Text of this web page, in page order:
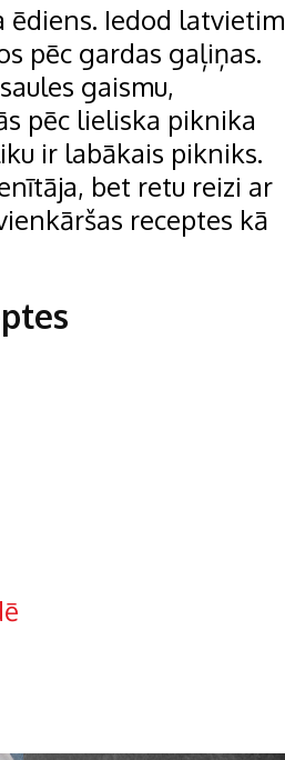
ēdiens. Iedod latvietim
pēc gardas gaļiņas.
gaismu,
pēc lieliska piknika
ir labākais pikniks.
bet retu reizi ar
receptes kā